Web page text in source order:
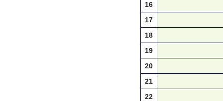
16
17
18
19
20
21
22